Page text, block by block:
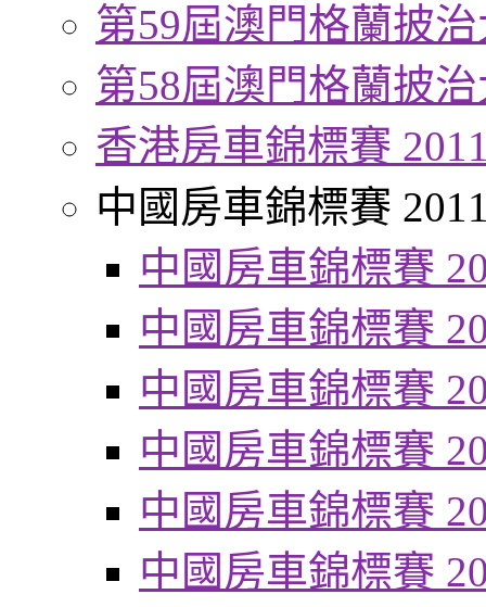
第59屆澳門格蘭披
第58屆澳門格蘭披
香港房車錦標賽
中國房車錦標賽
中國房車錦標賽
中國房車錦標賽
中國房車錦標賽
中國房車錦標賽
中國房車錦標賽
中國房車錦標賽